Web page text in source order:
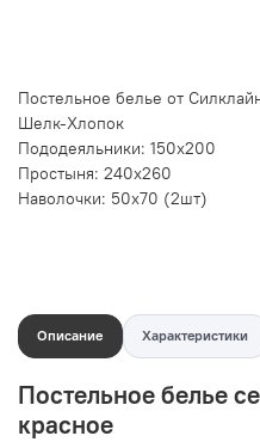
Постельное белье от
Шелк-Хлопок
Пододеяльники: 150х200
Простыня: 240х260
Наволочки: 50х70 (2шт)
Описание Характеристики
Постельное белье
красное